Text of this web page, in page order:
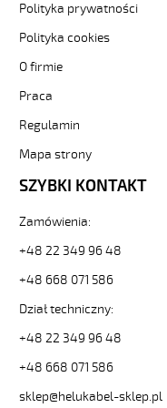
2x1,5
Kabel
elastyczny
300/500V
żyły
numerowane
od
Hekulabel
[kod:
HELUKABEL
sklep.pl/upload/
OZ-
2x1,5
Kabel
300/500V
czarne
Polityka prywatności
Polityka cookies
O firmie
Praca
Regulamin
Mapa strony
SZYBKI KONTAKT
Zamówienia:
+48 22 349 96 48
+48 668 071 586
Dział techniczny:
+48 22 349 96 48
+48 668 071 586
sklep@helukabel-sklep.pl